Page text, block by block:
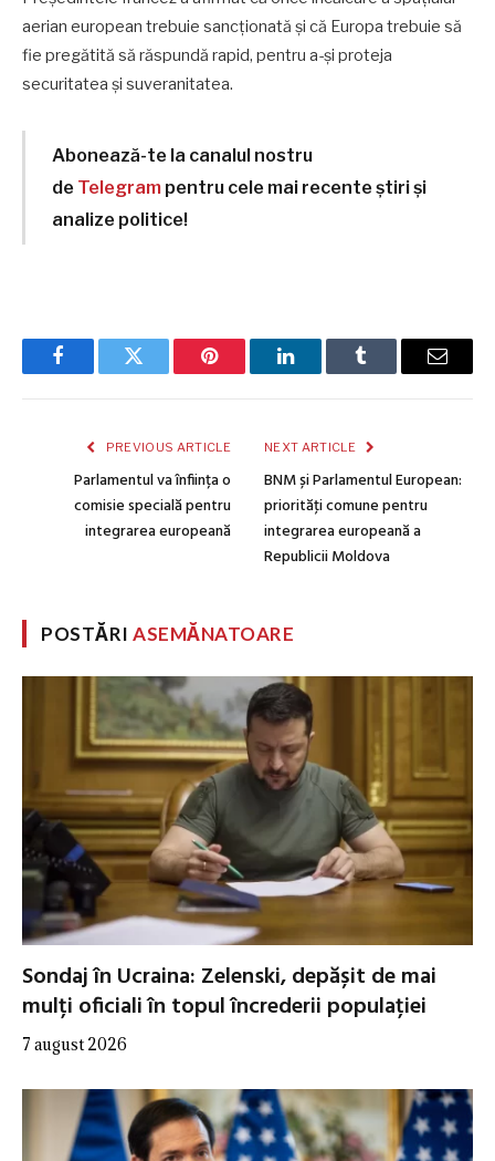
aerian european trebuie sancționată și că Europa trebuie să
fie pregătită să răspundă rapid, pentru a-și proteja
securitatea și suveranitatea.
Abonează-te la canalul nostru
de Telegram pentru cele mai recente știri și
analize politice!
FacebookTwitter Pinterest LinkedInTumblr Email
PREVIOUS ARTICLE
Parlamentul va înființa o
comisie specială pentru
integrarea europeană
NEXT ARTICLE
BNM și Parlamentul European:
priorităţi comune pentru
integrarea europeană a
Republicii Moldova
POSTĂRIASEMĂNATOARE
Sondaj în Ucraina: Zelenski, depășit de mai
mulți oficiali în topul încrederii populației
7 august 2026